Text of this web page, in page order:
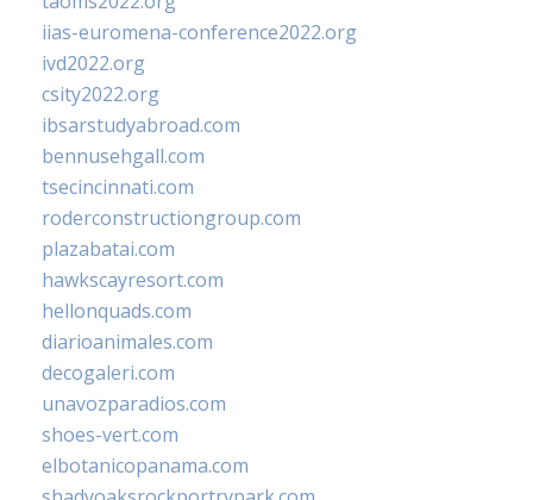
iias-euromena-conference2022.org
ivd2022.org
csity2022.org
ibsarstudyabroad.com
bennusehgall.com
tsecincinnati.com
roderconstructiongroup.com
plazabatai.com
hawkscayresort.com
hellonquads.com
diarioanimales.com
decogaleri.com
unavozparadios.com
shoes-vert.com
elbotanicopanama.com